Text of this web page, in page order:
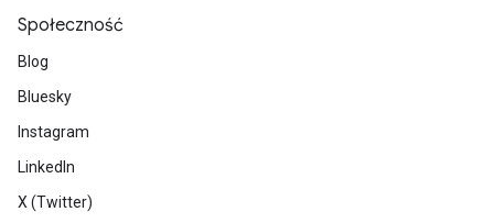
Społeczność
Blog
Bluesky
Instagram
LinkedIn
X (Twitter)